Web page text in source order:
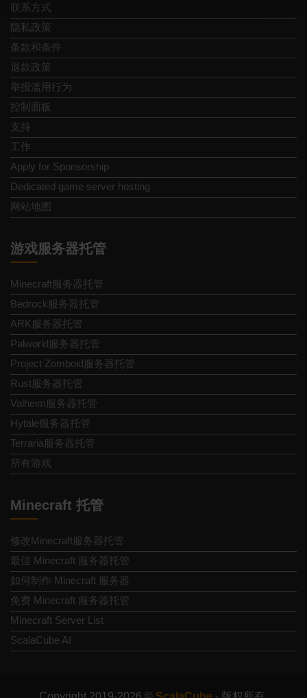
联系方式
隐私政策
条款和条件
退款政策
举报滥用行为
控制面板
支持
工作
Apply for Sponsorship
Dedicated game server hosting
网站地图
游戏服务器托管
Minecraft服务器托管
Bedrock服务器托管
ARK服务器托管
Palworld服务器托管
Project Zomboid服务器托管
Rust服务器托管
Valheim服务器托管
Hytale服务器托管
Terraria服务器托管
所有游戏
Minecraft 托管
修改Minecraft服务器托管
最佳 Minecraft 服务器托管
如何制作 Minecraft 服务器
免费 Minecraft 服务器托管
Minecraft Server List
ScalaCube AI